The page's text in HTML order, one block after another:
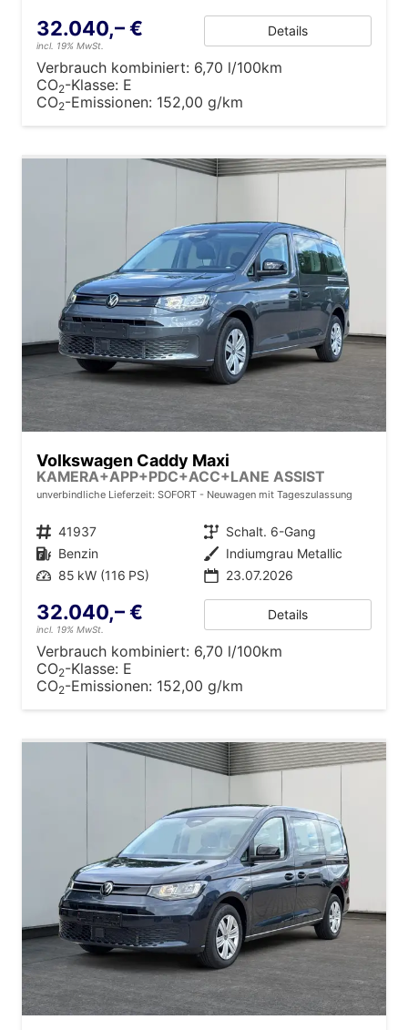
32.040,– €
incl. 19% MwSt.
Details
Verbrauch kombiniert: 6,70 l/100km
CO2-Klasse: E
CO2-Emissionen: 152,00 g/km
Volkswagen Caddy Maxi
KAMERA+APP+PDC+ACC+LANE ASSIST
unverbindliche Lieferzeit: SOFORT Neuwagen mit Tageszulassung
Fahrzeugnr. 41937 Getriebe Schalt. 6-Gang
Kraftstoff Benzin Außenfarbe Indiumgrau Metallic
Leistung 85 kW (116 PS) 23.07.2026
32.040,– €
incl. 19% MwSt.
Details
Verbrauch kombiniert: 6,70 l/100km
CO2-Klasse: E
CO2-Emissionen: 152,00 g/km